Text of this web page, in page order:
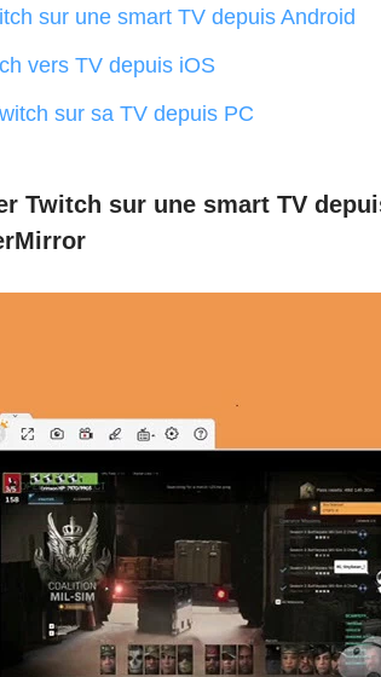
sur une smart TV depuis Android
vers TV depuis iOS
sur sa TV depuis PC
Twitch sur une smart TV